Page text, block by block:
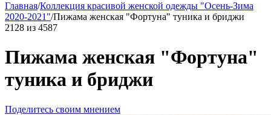
Главная/Коллекция красивой женской одежды "Осень-Зима
2020-2021"/Пижама женская "Фортуна" туника и бриджи
2128 из 4587
Пижама женская "Фортуна"
туника и бриджи
Поделитесь своим мнением